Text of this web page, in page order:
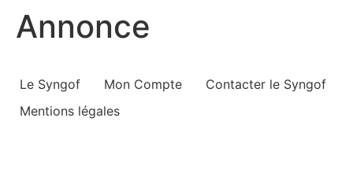
Annonce
Le Syngof Mon Compte
Contacter le Syngof
Mentions légales